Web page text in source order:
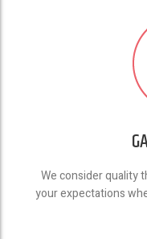
We consider quality
your expectations